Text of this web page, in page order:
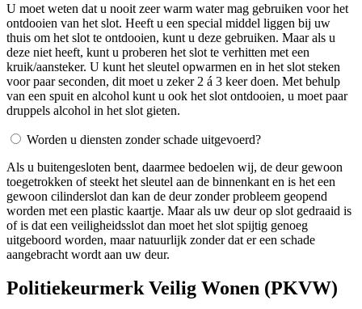
U moet weten dat u nooit zeer warm water mag gebruiken voor het
ontdooien van het slot. Heeft u een special middel liggen bij uw
thuis om het slot te ontdooien, kunt u deze gebruiken. Maar als u
deze niet heeft, kunt u proberen het slot te verhitten met een
kruik/aansteker. U kunt het sleutel opwarmen en in het slot steken
voor paar seconden, dit moet u zeker 2 á 3 keer doen. Met behulp
van een spuit en alcohol kunt u ook het slot ontdooien, u moet paar
druppels alcohol in het slot gieten.
Worden u diensten zonder schade uitgevoerd?
Als u buitengesloten bent, daarmee bedoelen wij, de deur gewoon
toegetrokken of steekt het sleutel aan de binnenkant en is het een
gewoon cilinderslot dan kan de deur zonder probleem geopend
worden met een plastic kaartje. Maar als uw deur op slot gedraaid is
of is dat een veiligheidsslot dan moet het slot spijtig genoeg
uitgeboord worden, maar natuurlijk zonder dat er een schade
aangebracht wordt aan uw deur.
Politiekeurmerk Veilig Wonen (PKVW)